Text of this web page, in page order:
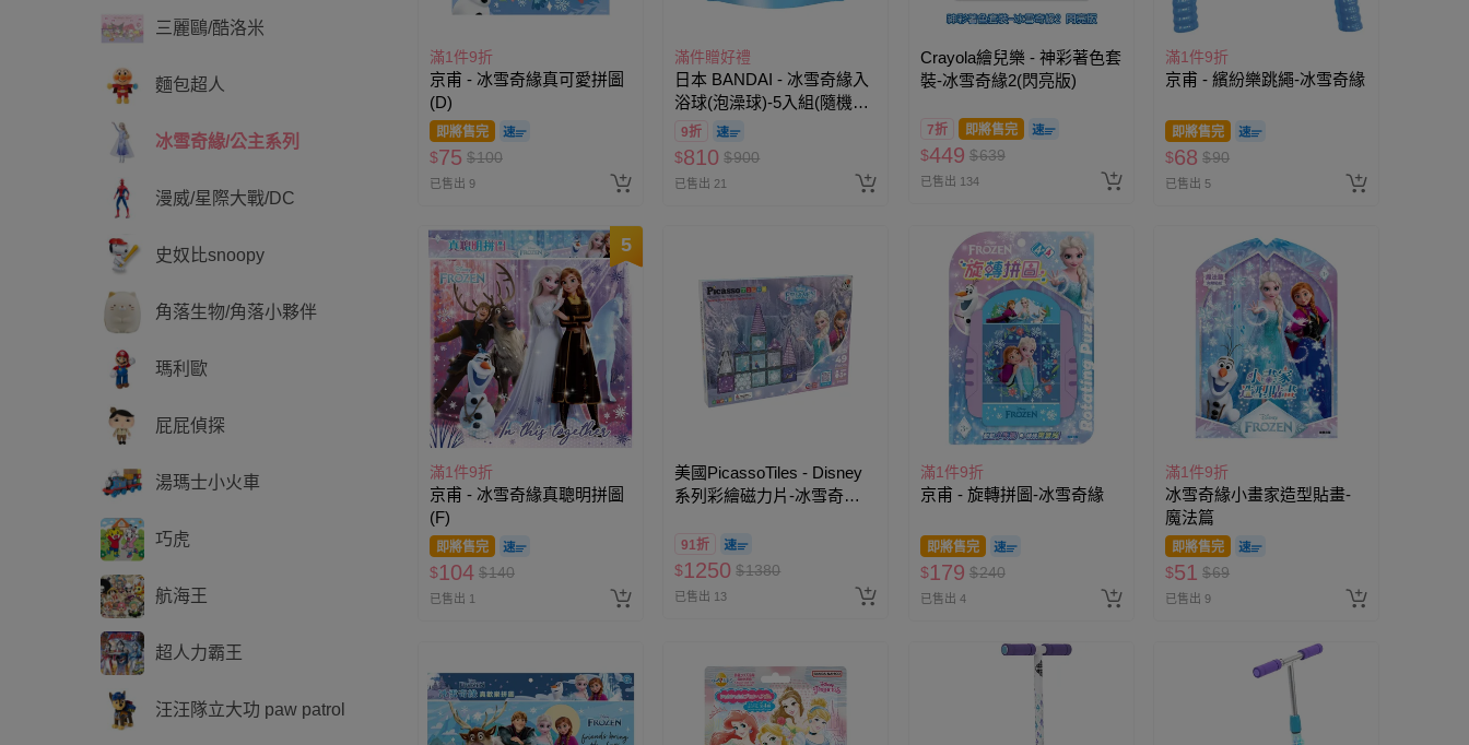
三麗鷗/酷洛米
麵包超人
冰雪奇緣/公主系列
漫威/星際大戰/DC
史奴比snoopy
角落生物/角落小夥伴
瑪利歐
屁屁偵探
湯瑪士小火車
巧虎
航海王
超人力霸王
汪汪隊立大功 paw patrol
滿1件9折
京甫 - 冰雪奇緣真可愛拼圖
(D)
即將售完
$75 $100
已售出 9
滿件贈好禮
日本 BANDAI - 冰雪奇緣入
浴球(泡澡球)-5入組(隨機出
貨)
9折
$810 $900
已售出 21
Crayola繪兒樂 - 神彩著色套
裝-冰雪奇緣2(閃亮版)
7折 即將售完
$449 $639
已售出 134
滿1件9折
京甫 - 繽紛樂跳繩-冰雪奇緣
即將售完
$68 $90
已售出 5
5
滿1件9折
京甫 - 冰雪奇緣真聰明拼圖
(F)
即將售完
$104 $140
已售出 1
美國PicassoTiles - Disney
系列彩繪磁力片-冰雪奇緣
91折
$1250 $1380
已售出 13
滿1件9折
京甫 - 旋轉拼圖-冰雪奇緣
即將售完
$179 $240
已售出 4
滿1件9折
冰雪奇緣小畫家造型貼畫-
魔法篇
即將售完
$51 $69
已售出 9